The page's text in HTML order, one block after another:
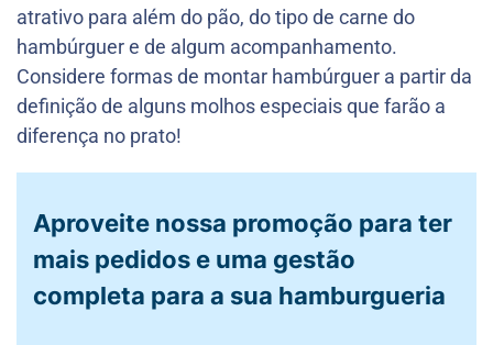
atrativo para além do pão, do tipo de carne do
hambúrguer e de algum acompanhamento.
Considere formas de montar hambúrguer a partir da
definição de alguns molhos especiais que farão a
diferença no prato!
Aproveite nossa promoção para ter
mais pedidos e uma gestão
completa para a sua hamburgueria